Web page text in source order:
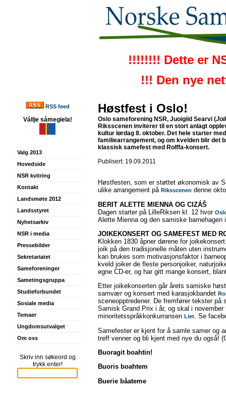
!!!!!!!! Dette er
!!! Den nye
RSS feed
Vállje sámegiela!
Valg 2013
Hovedside
NSR kvitring
Kontakt
Landsmøte 2012
Landsstyret
Nyhetsarkiv
NSR i media
Pressebilder
Sekretariatet
Sameforeninger
Sametingsgruppa
Studieforbundet
Sosiale media
Temaer
Ungdomsutvalget
Om oss
Skriv inn søkeord og
trykk enter!
Høstfest i Oslo!
Oslo same­forening NSR, Juoigiid Searvi (
Riksscenen inviterer til en stort anlagt
kultur lørdag 8. oktober. Det hele starter
familiearrangement, og om kvelden blir det
klassisk samefest med Rolffa-konsert.
Publisert: 19.09.2011
Høstfesten, som er støttet økonomisk av
ulike arrangement på Riksscenen denne
BERIT ALETTE MIENNA OG CIZÁŠ
Dagen starter på LilleRiksen kl. 12 hvor
Alette Mienna og den samiske
JOIKEKONSERT OG SAMEFEST MED
Klokken 1830 åpner dørene for
joik på den tradisjonelle måten uten
kan brukes som motivasjonsfaktor i
kveld joiker de fleste personjoiker,
egne CD-er, og har gitt mange konsert,
Etter joikekonserten går årets samiske
samvær og konsert med karasjok­bandet
sceneopptredener. De fremfører tekster
Samisk Grand Prix i år, og skal i
minoritetsspråkkonkurransen Liet. Se
Samefester er kjent for å samle samer og
treff venner og bli kjent med nye du også!
Buoragit boahtin!
Buoris boahtem
Buerie båateme